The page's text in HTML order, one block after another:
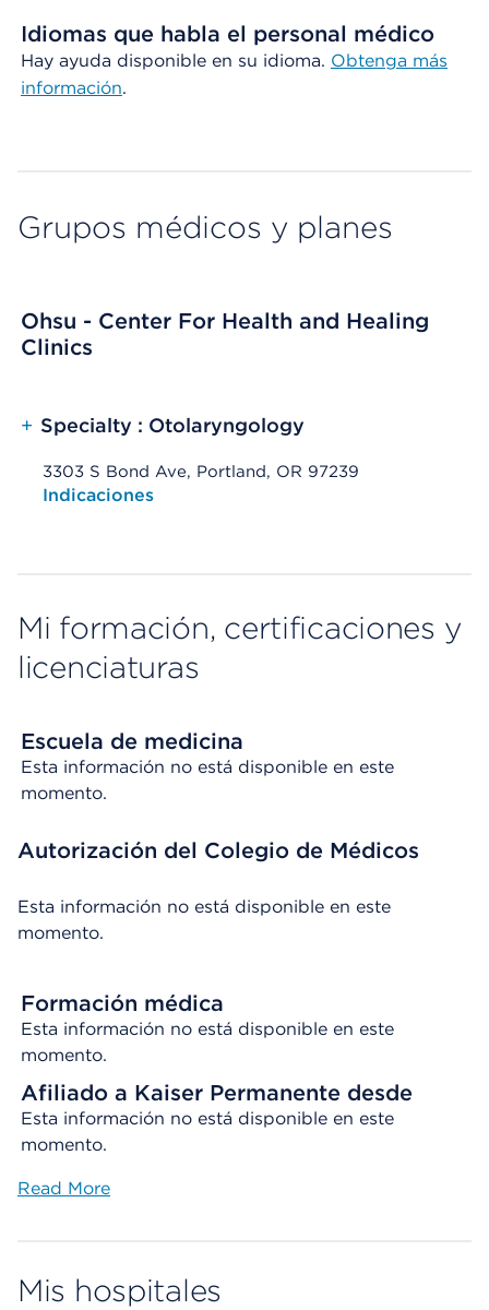
Idiomas que habla el personal médico
Hay ayuda disponible en su idioma. Obtenga más
información.
Grupos médicos y planes
Ohsu - Center For Health and Healing
Clinics
+ Specialty : Otolaryngology
3303 S Bond Ave, Portland, OR 97239
Opens native map application on mobile devices
Indicaciones
Mi formación, certificaciones y
licenciaturas
Escuela de medicina
Esta información no está disponible en este
momento.
Autorización del Colegio de Médicos
Esta información no está disponible en este
momento.
Formación médica
Esta información no está disponible en este
momento.
Afiliado a Kaiser Permanente desde
Esta información no está disponible en este
momento.
Read More
Mis hospitales